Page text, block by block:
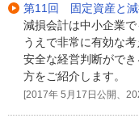
第11回 固定資産と減
減損会計は中小企業
うえで非常に有効な
安全な経営判断がで
方をご紹介します。
[2017年 5月17日公開、